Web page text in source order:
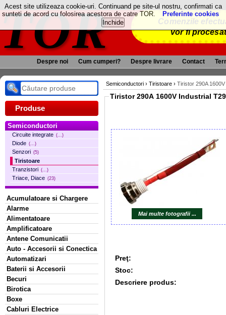
TOR
Comenzile
vor fi
Despre noi Cum cumperi? Despre livrare Contact
Produse
Semiconductori
Circuite integrate (...)
Diode (...)
Senzori (5)
Tiristoare
Tranzistori (...)
Triace, Diace (23)
Acumulatoare si Chargere
Alarme
Alimentatoare
Amplificatoare
Antene Comunicatii
Auto - Accesorii si Conectica
Automatizari
Baterii si Accesorii
Becuri
Birotica
Boxe
Cabluri Electrice
Semiconductori › Tiristoare › Tiristor 290A
Tiristor 290A 1600V Industrial
Mai multe fotografii ...
Preţ:
Stoc:
Descriere produs:
Acest site utilizeaza cookie-uri. Continuand pe site-ul nostru, confirmati ca
sunteti de acord cu folosirea acestora de catre TOR.
Preferinte cookies